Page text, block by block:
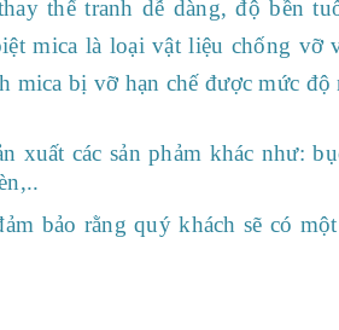
thế tranh dễ dàng, độ bền
mica là loại vật liệu chống vỡ
bị vỡ hạn chế được mức độ
xuất các sản phảm khác như:
bảo rằng quý khách sẽ có